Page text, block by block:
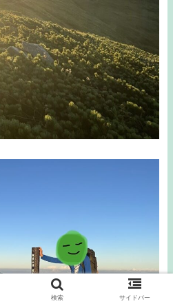
検索 サイドバー